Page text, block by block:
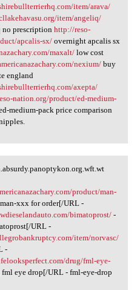
item/arava/
item/angeliq/
prescription http://reso-
apcalis-sx/overnight apcalis sx
maxalt/low cost
nexium/buy
england
axepta/
nation.org/product/ed-medium-
medium-pack price comparison
product/man-
xxx for order[/URL -
bimatoprost/-
URL -
item/norvasc/
-
drug/fml-eye-
eye drop[/URL - fml-eye-drop